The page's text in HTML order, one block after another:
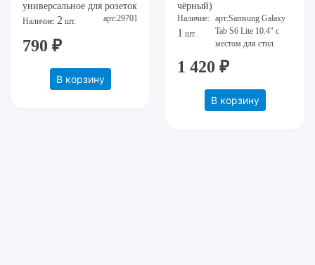
универсальное для розеток
различных типов более
Европа/Великобритани
Наличие: 2 шт. арт:29701
790 ₽
В корзину
чёрный)
Наличие:
1 шт.
арт:Samsung Galaxy
Tab S6 Lite 10.4" с
местом для стил
1 420 ₽
В корзину